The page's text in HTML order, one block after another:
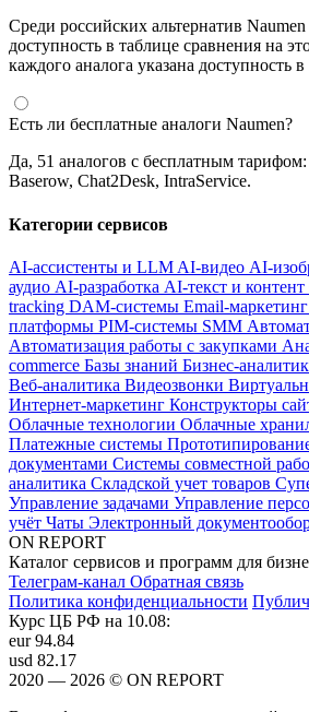
Среди российских альтернатив
доступность в таблице сравнения на
каждого аналога указана доступность
Есть ли бесплатные аналоги Naumen?
Да, 51 аналогов с бесплатным
Baserow, Chat2Desk, IntraService.
Категории сервисов
AI-ассистенты и LLM AI-видео AI-
аудио AI-разработка AI-текст и контент
tracking DAM-системы Email-маркетинг
платформы PIM-системы SMM
Автоматизация работы с закупками
commerce Базы знаний Бизнес-
Веб-аналитика Видеозвонки
Интернет-маркетинг Конструкторы
Облачные технологии Облачные
Платежные системы
документами Системы совместной
аналитика Складской учет товаров
Управление задачами Управление
учёт Чаты Электронный
ON REPORT
Каталог сервисов и программ для
Телеграм-канал Обратная связь
Политика конфиденциальности
Курс ЦБ РФ на 10.08:
eur94.84
usd 82.17
2020 — 2026 © ON REPORT